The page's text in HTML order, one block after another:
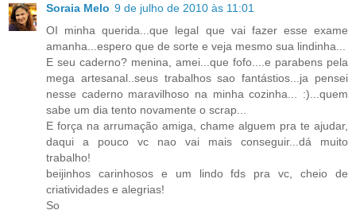
Soraia Melo 9 de julho de 2010 às 11:01
OI minha querida...que legal que vai fazer esse exame
amanha...espero que de sorte e veja mesmo sua lindinha...
E seu caderno? menina, amei...que fofo....e parabens pela
mega artesanal..seus trabalhos sao fantástios...ja pensei
nesse caderno maravilhoso na minha cozinha... :)...quem
sabe um dia tento novamente o scrap...
E força na arrumação amiga, chame alguem pra te ajudar,
daqui a pouco vc nao vai mais conseguir...dá muito
trabalho!
beijinhos carinhosos e um lindo fds pra vc, cheio de
criatividades e alegrias!
So